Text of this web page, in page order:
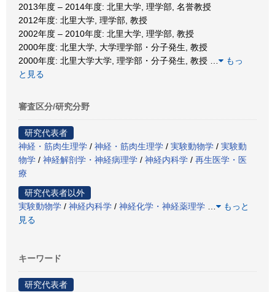
2013年度 – 2014年度: 北里大学, 理学部, 名誉教授
2012年度: 北里大学, 理学部, 教授
2002年度 – 2010年度: 北里大学, 理学部, 教授
2000年度: 北里大学, 大学理学部・分子発生, 教授
2000年度: 北里大学大学, 理学部・分子発生, 教授
もっ
と見る
審査区分/研究分野
研究代表者
神経・筋肉生理学 / 神経・筋肉生理学 / 実験動物学 / 実験動
物学 / 神経解剖学・神経病理学 / 神経内科学 / 再生医学・医
療
研究代表者以外
実験動物学 / 神経内科学 / 神経化学・神経薬理学
もっと
見る
キーワード
研究代表者